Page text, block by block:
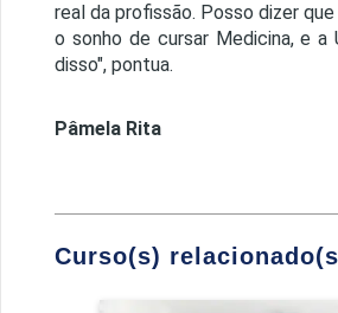
real da profissão. Posso dizer
o sonho de cursar Medicina, e a
disso", pontua.
Pâmela Rita
Curso(s)